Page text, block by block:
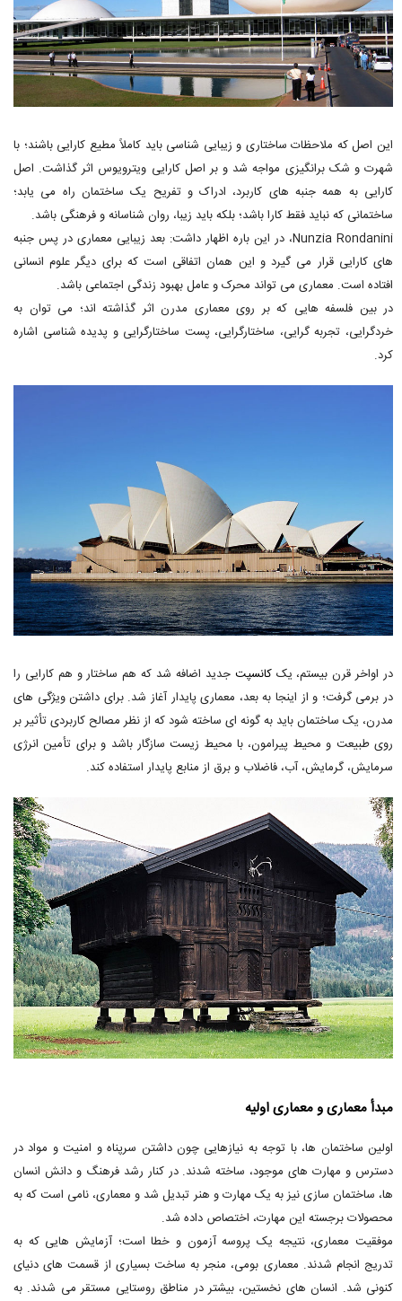
این اصل که ملاحظات ساختاری و زیبایی شناسی باید کاملاً مطیع کارایی باشند؛ با
شهرت و شک برانگیزی مواجه شد و بر اصل کارایی ویترویوس اثر گذاشت. اصل
کارایی به همه جنبه­ های کاربرد، ادراک و تفریح یک ساختمان راه می ­یابد؛
ساختمانی که نباید فقط کارا باشد؛ بلکه باید زیبا، روان شناسانه و فرهنگی باشد.
Nunzia Rondanini، در این باره اظهار داشت: بعد زیبایی معماری در پس جنبه
های کارایی قرار می گیرد و این همان اتفاقی است که برای دیگر علوم انسانی
افتاده است. معماری می تواند محرک و عامل بهبود زندگی اجتماعی باشد.
در بین فلسفه هایی که بر روی معماری مدرن اثر گذاشته اند؛ می توان به
خردگرایی، تجربه گرایی، ساختارگرایی، پست ساختارگرایی و پدیده شناسی اشاره
کرد.
در اواخر قرن بیستم، یککانسپت جدید اضافه شد که هم ساختار و هم کارایی را
در برمی گرفت؛ و از اینجا به بعد، معماری پایدار آغاز شد. برای داشتن ویژگی های
مدرن، یک ساختمان باید به گونه ای ساخته شود که از نظر مصالح کاربردی تأثیر بر
روی طبیعت و محیط پیرامون، با محیط زیست سازگار باشد و برای تأمین انرژی
سرمایش، گرمایش، آب، فاضلاب و برق از منابع پایدار استفاده کند.
مبدأ معماری و معماری اولیه
اولین ساختمان ها، با توجه به نیازهایی چون داشتن سرپناه و امنیت و مواد در
دسترس و مهارت های موجود، ساخته شدند. در کنار رشد فرهنگ و دانش انسان
ها، ساختمان سازی نیز به یک مهارت و هنر تبدیل شد و معماری، نامی است که به
محصولات برجسته این مهارت، اختصاص داده شد.
موفقیت معماری، نتیجه یک پروسه آزمون و خطا است؛ آزمایش هایی که به
تدریج انجام شدند. معماری بومی، منجر به ساخت بسیاری از قسمت های دنیای
کنونی شد. انسان های نخستین، بیشتر در مناطق روستایی مستقر می­ شدند. به